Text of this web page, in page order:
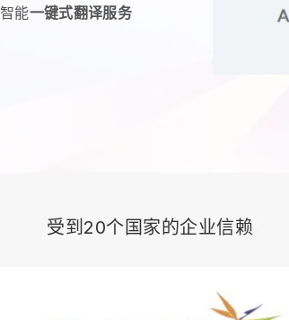
能一键式翻译服务
受到20个国家的企业信赖